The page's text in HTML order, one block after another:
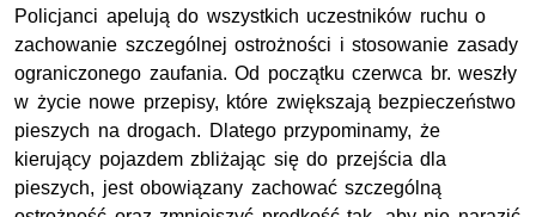
Policjanci apelują do wszystkich uczestników ruchu o
zachowanie szczególnej ostrożności i stosowanie zasady
ograniczonego zaufania. Od początku czerwca br. weszły
w życie nowe przepisy, które zwiększają bezpieczeństwo
pieszych na drogach. Dlatego przypominamy, że
kierujący pojazdem zbliżając się do przejścia dla
pieszych, jest obowiązany zachować szczególną